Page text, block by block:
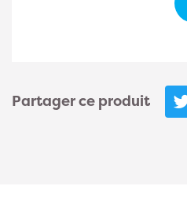
Partager ce produit